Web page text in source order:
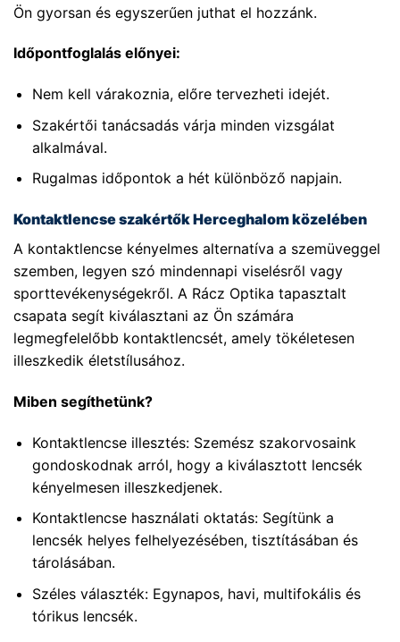
Ön gyorsan és egyszerűen juthat el hozzánk.
Időpontfoglalás előnyei:
Nem kell várakoznia, előre tervezheti idejét.
Szakértői tanácsadás várja minden vizsgálat
alkalmával.
Rugalmas időpontok a hét különböző napjain.
Kontaktlencse szakértők Herceghalom közelében
A kontaktlencse kényelmes alternatíva a szemüveggel
szemben, legyen szó mindennapi viselésről vagy
sporttevékenységekről. A Rácz Optika tapasztalt
csapata segít kiválasztani az Ön számára
legmegfelelőbb kontaktlencsét, amely tökéletesen
illeszkedik életstílusához.
Miben segíthetünk?
Kontaktlencse illesztés: Szemész szakorvosaink
gondoskodnak arról, hogy a kiválasztott lencsék
kényelmesen illeszkedjenek.
Kontaktlencse használati oktatás: Segítünk a
lencsék helyes felhelyezésében, tisztításában és
tárolásában.
Széles választék: Egynapos, havi, multifokális és
tórikus lencsék.